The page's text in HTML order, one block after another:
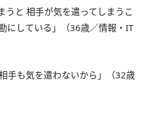
うと 相手が気を遣ってしまうこ
にしている」（36歳／情報・IT
手も気を遣わないから」（32歳